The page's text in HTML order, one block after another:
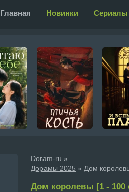
Главная Новинки Сериалы
Doram-ru »
Дорамы 2025 » Дом
Дом королевы [1 - 100